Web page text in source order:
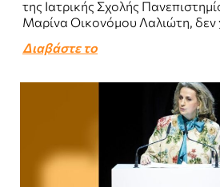
της Ιατρικής Σχολής
Μαρίνα Οικονόμου Λαλιώτη, δεν
Διαβάστε το